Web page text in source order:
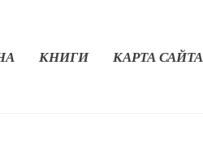
КНИГИ КАРТА САЙТА